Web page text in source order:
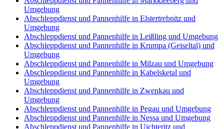
Umgebung
Abschleppdienst und Pannenhilfe in Elstertrebnitz und
Umgebung
Abschleppdienst und Pannenhilfe in Leißling und Umgebung
Abschleppdienst und Pannenhilfe in Krumpa (Geiseltal) und
Umgebung
Abschleppdienst und Pannenhilfe in Milzau und Umgebung
Abschleppdienst und Pannenhilfe in Kabelsketal und
Umgebung
Abschleppdienst und Pannenhilfe in Zwenkau und
Umgebung
Abschleppdienst und Pannenhilfe in Pegau und Umgebung
Abschleppdienst und Pannenhilfe in Nessa und Umgebung
Abschleppdienst und Pannenhilfe in Uichteritz und